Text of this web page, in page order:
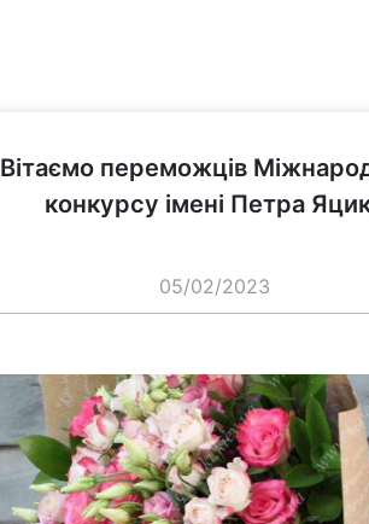
Вітаємо переможців
конкурсу імені Петра
05/02/2023